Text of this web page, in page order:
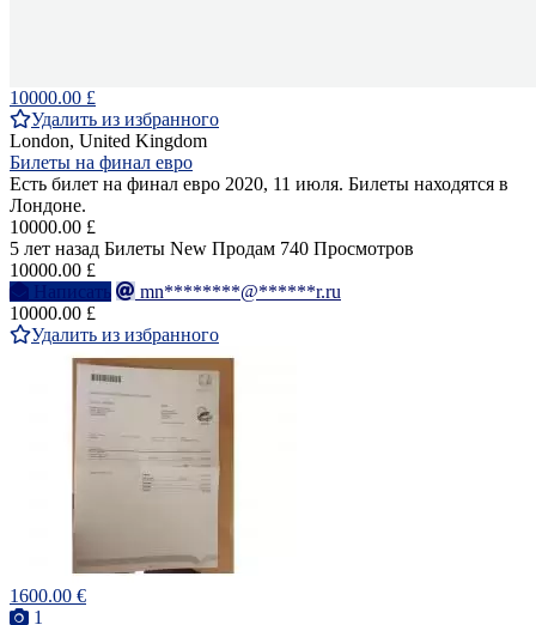
10000.00 £
Удалить из избранного
London, United Kingdom
Билеты на финал евро
Есть билет на финал евро 2020, 11 июля. Билеты находятся в
Лондоне.
10000.00 £
5 лет назад Билеты New Продам 740 Просмотров
10000.00 £
Написать
mn********@******r.ru
10000.00 £
Удалить из избранного
1600.00 €
1